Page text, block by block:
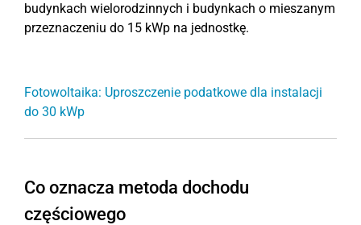
budynkach wielorodzinnych i budynkach o mieszanym
przeznaczeniu do 15 kWp na jednostkę.
Fotowoltaika: Uproszczenie podatkowe dla instalacji
do 30 kWp
Co oznacza metoda dochodu
częściowego